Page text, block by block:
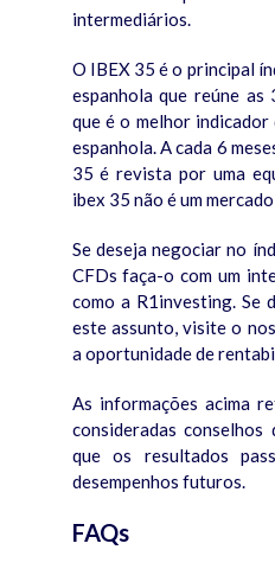
intermediários.
O IBEX 35 é o principal
espanhola que reúne as
que é o melhor
espanhola. A cada 6
35 é revista por uma
ibex 35 não é um
Se deseja negociar no
CFDs faça-o com um
como a R1investing. Se
este assunto, visite o
a oportunidade de
As informações acima
consideradas conselhos
que os resultados
desempenhos futuros.
FAQs